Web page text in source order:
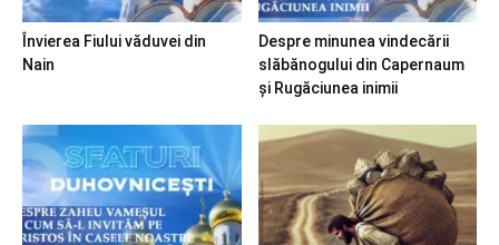
Învierea Fiului văduvei din
Nain
Despre minunea vindecării
slăbănogului din Capernaum
și Rugăciunea inimii